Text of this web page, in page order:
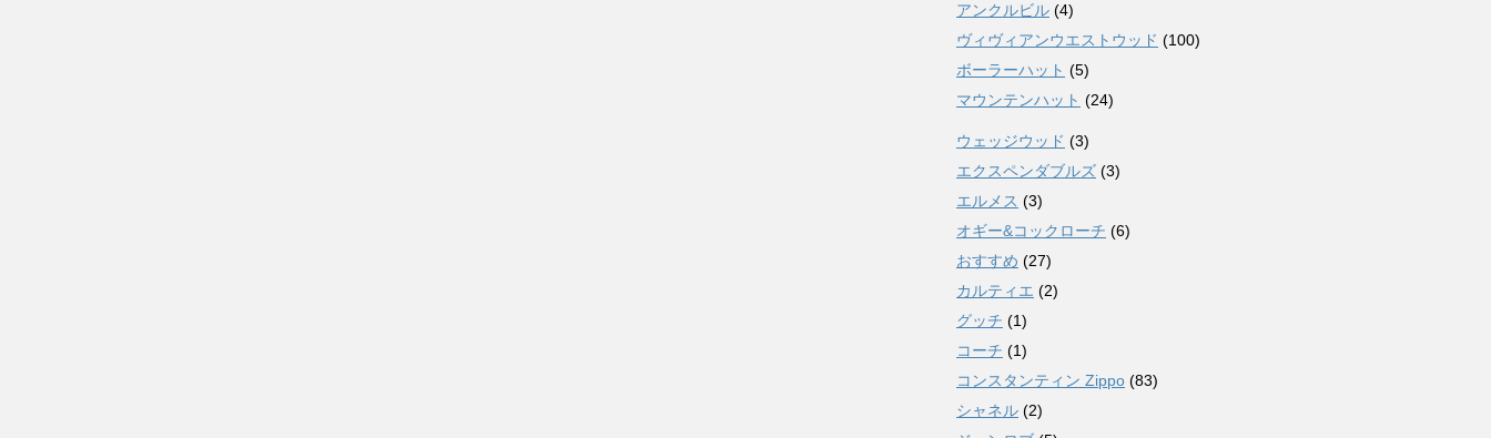
アンクルビル (4)
ヴィヴィアンウエストウッド (100)
ボーラーハット (5)
マウンテンハット (24)
ウェッジウッド (3)
エクスペンダブルズ (3)
エルメス (3)
オギー&コックローチ (6)
おすすめ (27)
カルティエ (2)
グッチ (1)
コーチ (1)
コンスタンティン Zippo (83)
シャネル (2)